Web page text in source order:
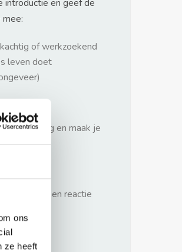
ons
ze heeft
introductie en geef de
of werkzoekend
leven doet
langdradig en maak je
Snel een reactie